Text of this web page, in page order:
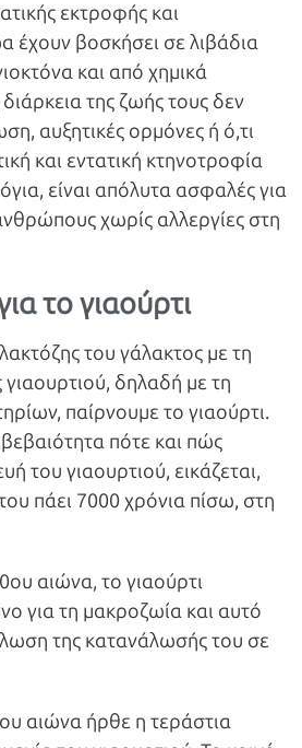
εκτροφής και
έχουν βοσκήσει σε λιβάδια
και από χημικά
της ζωής τους δεν
αυξητικές ορμόνες ή ό,τι
και εντατική κτηνοτροφία
είναι απόλυτα ασφαλές για
χωρίς αλλεργίες στη
το γιαούρτι
του γάλακτος με τη
γιαουρτιού, δηλαδή με τη
παίρνουμε το γιαούρτι.
πότε και πώς
του γιαουρτιού, εικάζεται,
πάει 7000 χρόνια πίσω, στη
αιώνα, το γιαούρτι
για τη μακροζωία και αυτό
της κατανάλωσής του σε
αιώνα ήρθε η τεράστια